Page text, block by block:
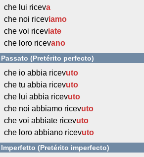
che lui riceva
che noi riceviamo
che voi riceviate
che loro ricevano
Passato (Pretérito perfecto)
che io abbia ricevuto
che tu abbia ricevuto
che lui abbia ricevuto
che noi abbiamo ricevuto
che voi abbiate ricevuto
che loro abbiano ricevuto
Imperfetto (Pretérito imperfecto)